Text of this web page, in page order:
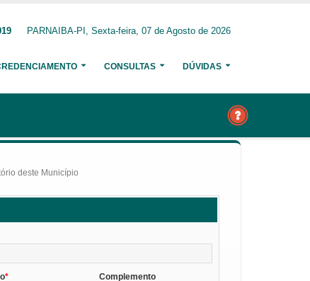
PARNAIBA-PI, Sexta-feira, 07 de Agosto de 2026
CONSULTAS DÚVIDAS
deste Município
Complemento